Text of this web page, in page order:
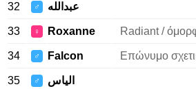
32 ♂ عبدالله
33 ♀ Roxanne Radiant /
34 ♂ Falcon Επώνυμο
35 ♂ الياس